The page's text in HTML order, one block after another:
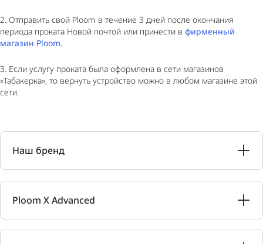
2. Отправить свой Ploom в течение 3 дней после окончания
периода проката Новой почтой или принести в фирменный
магазин Ploom.
3. Если услугу проката была оформлена в сети магазинов
«Табакерка», то вернуть устройство можно в любом магазине этой
сети.
Наш бренд
Ploom X Advanced